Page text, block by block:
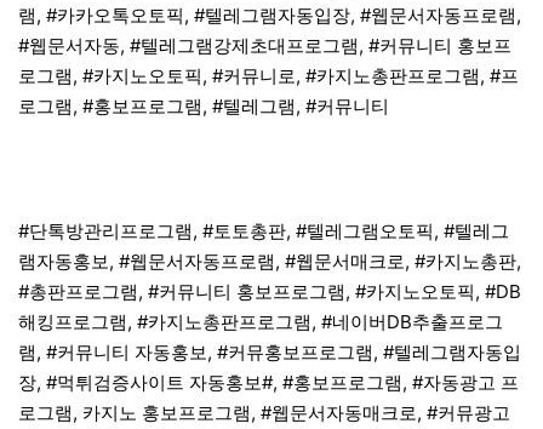
램, #카카오톡오토픽, #텔레그램자동입장, #웹문서자동프로램,
#웹문서자동, #텔레그램강제초대프로그램, #커뮤니티 홍보프
로그램, #카지노오토픽, #커뮤니로, #카지노총판프로그램, #프
로그램, #홍보프로그램, #텔레그램, #커뮤니티
#단톡방관리프로그램, #토토총판, #텔레그램오토픽, #텔레그
램자동홍보, #웹문서자동프로램, #웹문서매크로, #카지노총판,
#총판프로그램, #커뮤니티 홍보프로그램, #카지노오토픽, #DB
해킹프로그램, #카지노총판프로그램, #네이버DB추출프로그
램, #커뮤니티 자동홍보, #커뮤홍보프로그램, #텔레그램자동입
장, #먹튀검증사이트 자동홍보#, #홍보프로그램, #자동광고 프
로그램, 카지노 홍보프로그램, #웹문서자동매크로, #커뮤광고